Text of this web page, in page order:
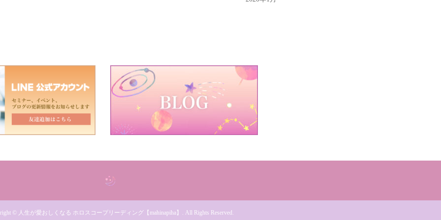
© 人生が愛おしくなる ホロスコープリーディング【mahinapiha】 . All Rights Reserved.